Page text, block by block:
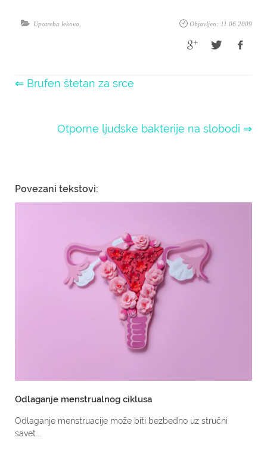
Objavljen: 11.06.2009
Upotreba lekova
⇐ Brufen štetan za srce
Otporne ljudske bakterije na slobodi ⇒
Povezani tekstovi:
Odlaganje menstrualnog ciklusa
Odlaganje menstruacije može biti bezbedno uz stručni
savet....